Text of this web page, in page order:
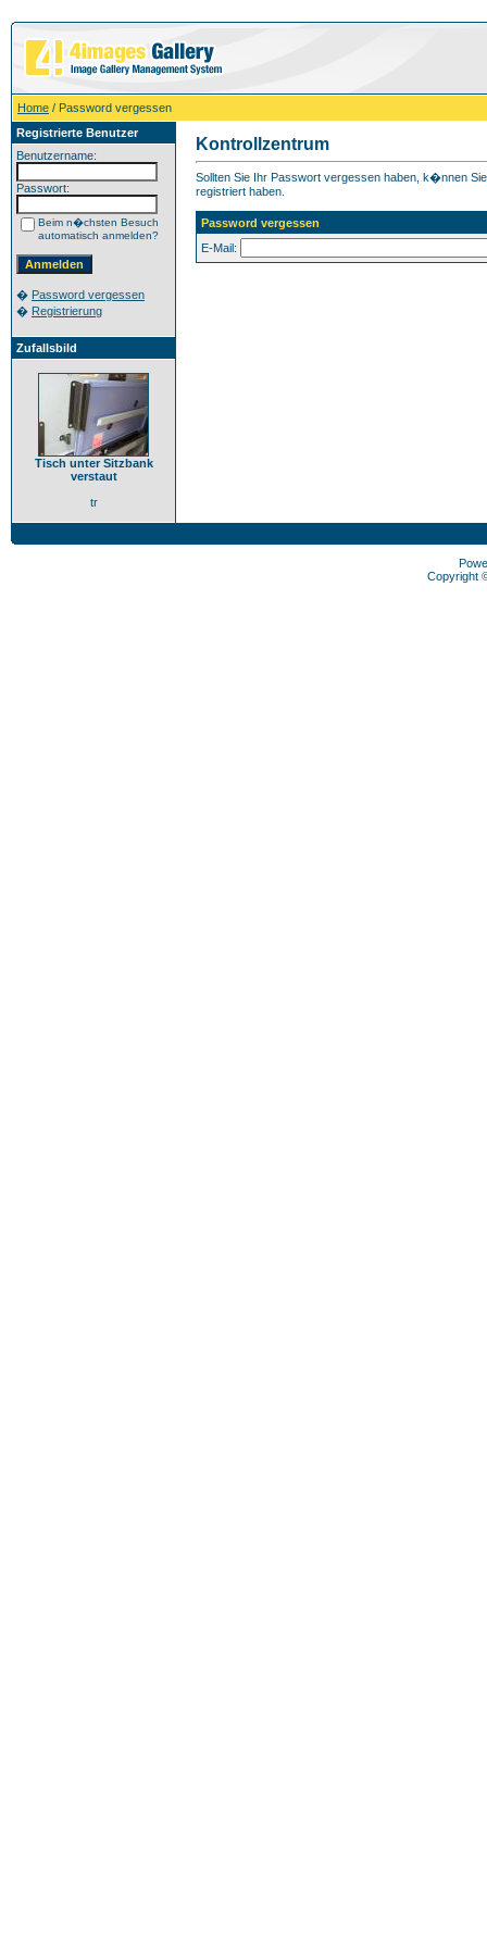
Home / Password vergessen
Registrierte Benutzer
Benutzername:
Passwort:
Beim n�chsten Besuch
automatisch anmelden?
� Password vergessen
� Registrierung
Zufallsbild
Tisch unter Sitzbank
verstaut
tr
Kontrollzentrum
Sollten Sie Ihr Passwort vergessen haben, k�nnen
registriert haben.
Password vergessen
E-Mail:
Copyright